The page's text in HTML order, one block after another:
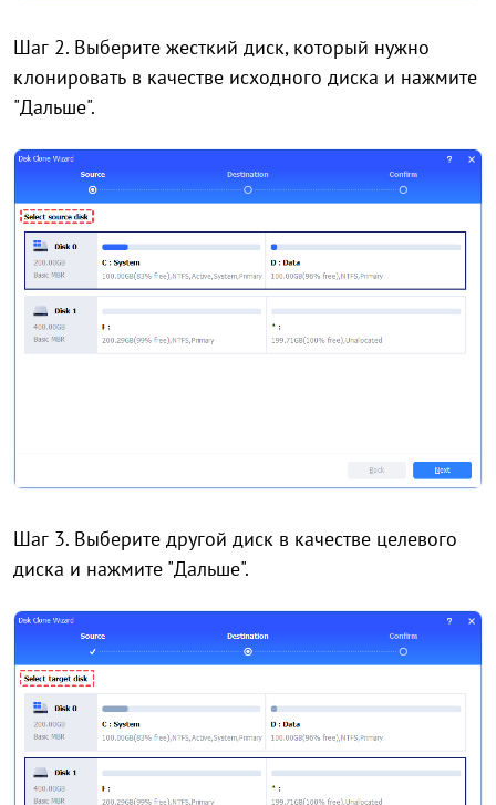
Шаг 2. Выберите жесткий диск, который нужно
клонировать в качестве исходного диска и нажмите
"Дальше".
Шаг 3. Выберите другой диск в качестве целевого
диска и нажмите "Дальше".